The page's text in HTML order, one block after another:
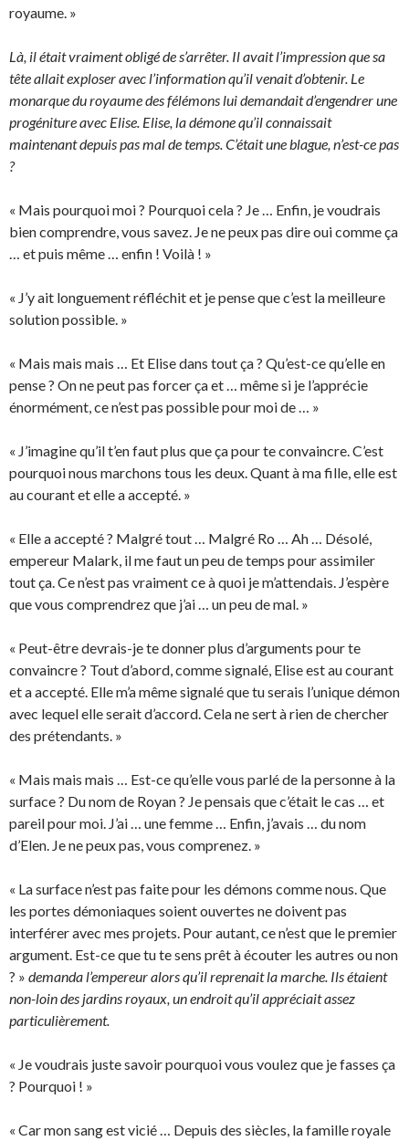
royaume. »
Là, il était vraiment obligé de s’arrêter. Il avait l’impression que sa
tête allait exploser avec l’information qu’il venait d’obtenir. Le
monarque du royaume des félémons lui demandait d’engendrer une
progéniture avec Elise. Elise, la démone qu’il connaissait
maintenant depuis pas mal de temps. C’était une blague, n’est-ce pas
?
« Mais pourquoi moi ? Pourquoi cela ? Je … Enfin, je voudrais
bien comprendre, vous savez. Je ne peux pas dire oui comme ça
… et puis même … enfin ! Voilà ! »
« J’y ait longuement réfléchit et je pense que c’est la meilleure
solution possible. »
« Mais mais mais … Et Elise dans tout ça ? Qu’est-ce qu’elle en
pense ? On ne peut pas forcer ça et … même si je l’apprécie
énormément, ce n’est pas possible pour moi de … »
« J’imagine qu’il t’en faut plus que ça pour te convaincre. C’est
pourquoi nous marchons tous les deux. Quant à ma fille, elle est
au courant et elle a accepté. »
« Elle a accepté ? Malgré tout … Malgré Ro … Ah … Désolé,
empereur Malark, il me faut un peu de temps pour assimiler
tout ça. Ce n’est pas vraiment ce à quoi je m’attendais. J’espère
que vous comprendrez que j’ai … un peu de mal. »
« Peut-être devrais-je te donner plus d’arguments pour te
convaincre ? Tout d’abord, comme signalé, Elise est au courant
et a accepté. Elle m’a même signalé que tu serais l’unique démon
avec lequel elle serait d’accord. Cela ne sert à rien de chercher
des prétendants. »
« Mais mais mais … Est-ce qu’elle vous parlé de la personne à la
surface ? Du nom de Royan ? Je pensais que c’était le cas … et
pareil pour moi. J’ai … une femme … Enfin, j’avais … du nom
d’Elen. Je ne peux pas, vous comprenez. »
« La surface n’est pas faite pour les démons comme nous. Que
les portes démoniaques soient ouvertes ne doivent pas
interférer avec mes projets. Pour autant, ce n’est que le premier
argument. Est-ce que tu te sens prêt à écouter les autres ou non
? » demanda l’empereur alors qu’il reprenait la marche. Ils étaient
non-loin des jardins royaux, un endroit qu’il appréciait assez
particulièrement.
« Je voudrais juste savoir pourquoi vous voulez que je fasses ça
? Pourquoi ! »
« Car mon sang est vicié … Depuis des siècles, la famille royale